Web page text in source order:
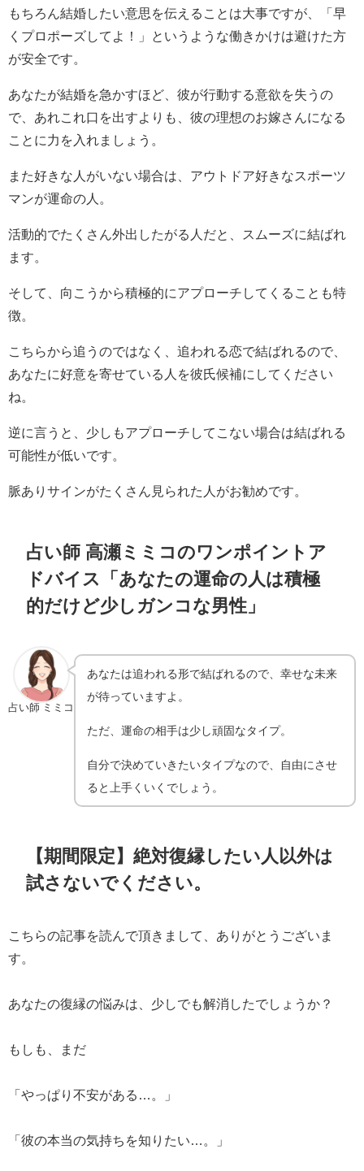
もちろん結婚したい意思を伝えることは大事ですが、「早
くプロポーズしてよ！」というような働きかけは避けた方
が安全です。
あなたが結婚を急かすほど、彼が行動する意欲を失うの
で、あれこれ口を出すよりも、彼の理想のお嫁さんになる
ことに力を入れましょう。
また好きな人がいない場合は、アウトドア好きなスポーツ
マンが運命の人。
活動的でたくさん外出したがる人だと、スムーズに結ばれ
ます。
そして、向こうから積極的にアプローチしてくることも特
徴。
こちらから追うのではなく、追われる恋で結ばれるので、
あなたに好意を寄せている人を彼氏候補にしてください
ね。
逆に言うと、少しもアプローチしてこない場合は結ばれる
可能性が低いです。
脈ありサインがたくさん見られた人がお勧めです。
占い師 高瀬ミミコのワンポイントア
ドバイス「あなたの運命の人は積極
的だけど少しガンコな男性」
占い師 ミミコ
あなたは追われる形で結ばれるので、幸せな未来
が待っていますよ。
ただ、運命の相手は少し頑固なタイプ。
自分で決めていきたいタイプなので、自由にさせ
ると上手くいくでしょう。
【期間限定】絶対復縁したい人以外は
試さないでください。
こちらの記事を読んで頂きまして、ありがとうございま
す。
あなたの復縁の悩みは、少しでも解消したでしょうか？
もしも、まだ
「やっぱり不安がある…。」
「彼の本当の気持ちを知りたい…。」